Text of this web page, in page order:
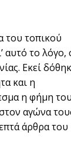
του τοπικού
αυτό το λόγο,
Εκεί
και η
η φήμη
αγώνα
άρθρα του